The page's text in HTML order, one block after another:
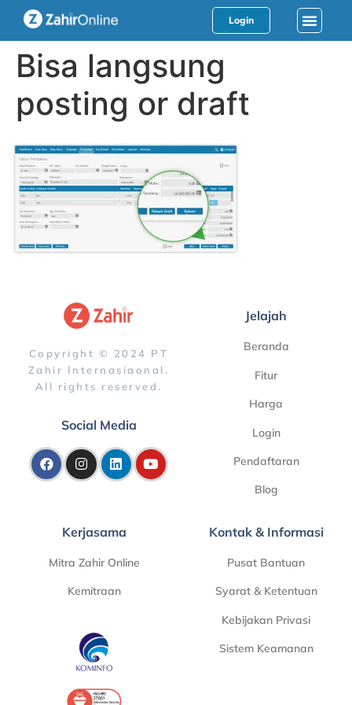
Login
Bisa langsung
posting or draft
Copyright © 2024 PT
Zahir Internasiaonal.
All rights reserved.
Social Media
Jelajah
Beranda
Fitur
Harga
Login
Pendaftaran
Blog
Kerjasama
Mitra Zahir Online
Kemitraan
Kontak & Informasi
Pusat Bantuan
Syarat & Ketentuan
Kebijakan Privasi
Sistem Keamanan